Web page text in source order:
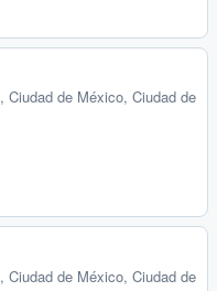
, Ciudad de México, Ciudad de
, Ciudad de México, Ciudad de